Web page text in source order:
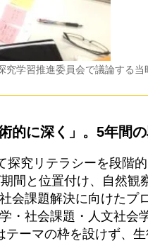
学習推進委員会で議論する当
的に深く」。5年間
究リテラシーを段階
間と位置付け、自然観
会課題解決に向けたプ
・社会課題・人文社会
ーマの枠を設けず、